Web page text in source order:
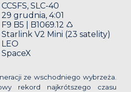
CCSFS, SLC-40
29 grudnia, 4:01
F9 B5 | B1069.12 ♺
Starlink V2 Mini (23 satelity)
LEO
SpaceX
ze wschodniego wybrzeża.
rekord najkrótszego czasu